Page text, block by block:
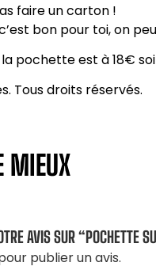
faire un carton !
bon pour toi, on
la pochette est à 18€
Tous droits réservés.
MIEUX
AVIS SUR “POCHETTE
publier un avis.